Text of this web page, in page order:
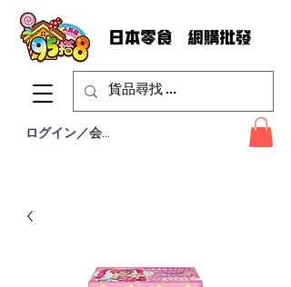
ログイン／会員登録